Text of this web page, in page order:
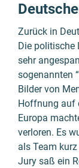
Zurück in
Die politische
sehr
sogenannten
Bilder von
Hoffnung auf
Europa
verloren. Es
als Team
Jury saß ein